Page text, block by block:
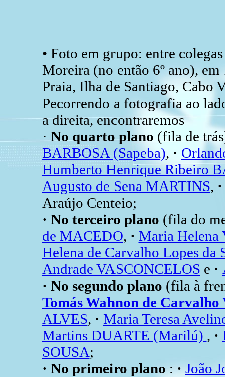
• Foto em grupo: entre
Moreira (no então 6º ano), em
Praia, Ilha de Santiago, Cabo
Pecorrendo a fotografia ao
a direita, encontraremos
· No quarto plano (fila de
BARBOSA (Sapeba), ·
Humberto Henrique Ribeiro
Augusto de Sena MARTINS,
Araújo Centeio;
· No terceiro plano (fila do
de MACEDO, · Maria Helena
Helena de Carvalho Lopes da
Andrade VASCONCELOS e ·
· No segundo plano (fila à
Tomás Wahnon de
ALVES, · Maria Teresa
Martins DUARTE (Marilú) , ·
SOUSA;
· No primeiro plano:·João